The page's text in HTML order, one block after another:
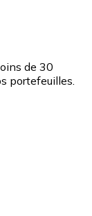
de 30
portefeuilles.